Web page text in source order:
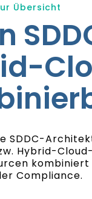
Übersicht
SDDC-
Hybrid-
Compliance.